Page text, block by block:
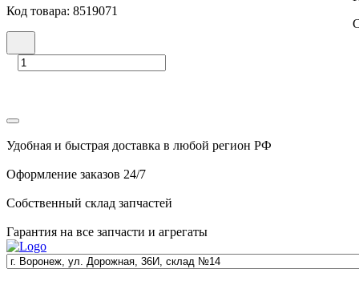
Код товара: 8519071
Удобная и быстрая доставка в любой регион РФ
Оформление заказов 24/7
Собственный склад запчастей
Гарантия на все запчасти и агрегаты